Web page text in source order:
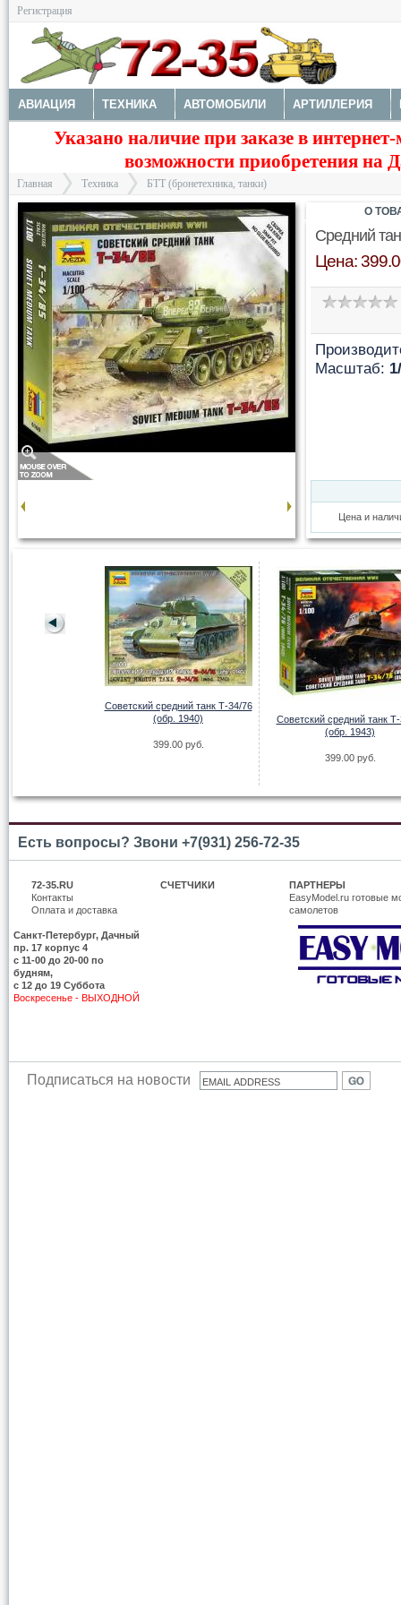
Регистрация
АВИАЦИЯ ТЕХНИКА АВТОМОБИЛИ АРТИЛЛЕРИЯ
МОТОТЕХНИКА ТЕХНИКА РАЗНАЯ ФИГУРЫ МОДЕЛИ
КРАСКИ И ИНСТРУМЕНТЫ
Указано наличие при заказе в
возможности приобретения на
Главная
>
Техника
>
БТТ (бронетехника, танки)
Средний
Цена:
Масштаб:
Цена и
О
Советский средний танк Т-34/76
(обр. 1940)
399.00 руб.
Советский средний танк
(обр. 1943)
399.00 руб.
Есть вопросы? Звони +7(931) 256-72-35
72-35.RU
Контакты
Оплата и доставка
Санкт-Петербург, Дачный
пр. 17 корпус 4
c 11-00 до 20-00 по
будням,
с 12 до 19 Суббота
Воскресенье - ВЫХОДНОЙ
СЧЕТЧИКИ
ПАРТНЕРЫ
EasyModel.ru готовые
самолетов
Подписаться на новости